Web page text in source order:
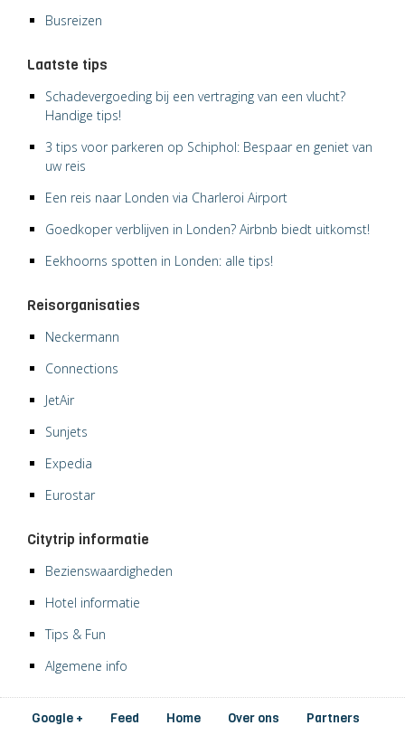
Busreizen
Laatste tips
Schadevergoeding bij een vertraging van een vlucht?
Handige tips!
3 tips voor parkeren op Schiphol: Bespaar en geniet van
uw reis
Een reis naar Londen via Charleroi Airport
Goedkoper verblijven in Londen? Airbnb biedt uitkomst!
Eekhoorns spotten in Londen: alle tips!
Reisorganisaties
Neckermann
Connections
JetAir
Sunjets
Expedia
Eurostar
Citytrip informatie
Bezienswaardigheden
Hotel informatie
Tips & Fun
Algemene info
Google + Feed Home Over ons Partners